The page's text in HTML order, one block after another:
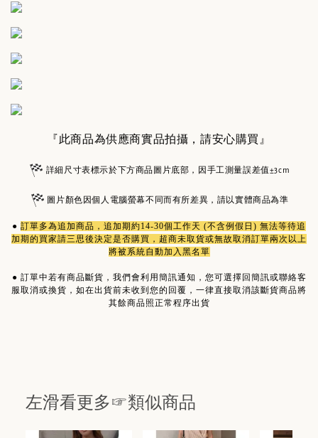
『此商品為供應商實品拍攝，請安心購買』
詳細尺寸表標示於下方商品圖片底部，因手工測量誤差值±3cm
圖片顏色因個人電腦螢幕不同而有所差異，請以實體商品為準
● 訂單多為追加商品 ，追加期約14-30個工作天 (不含例假日) 無法等待追
加期的買家請三思後決定是否購買，超商未取貨或無故取消訂單兩次以上
將被系統自動加入黑名單
● 訂單中若有商品斷貨，我們會利用簡訊通知，您可選擇回簡訊或聯絡客
服取消或換貨，如在出貨前未收到您的回覆，一律直接取消該斷貨商品將
其餘商品照正常程序出貨
左滑看更多☞類似商品